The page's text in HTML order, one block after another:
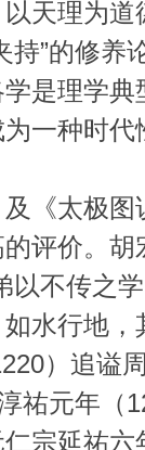
天理为
”的修养
是理学
一种时
《太极
评价。
以不传之
水行地
）追谥
祐元年（
宗延祐